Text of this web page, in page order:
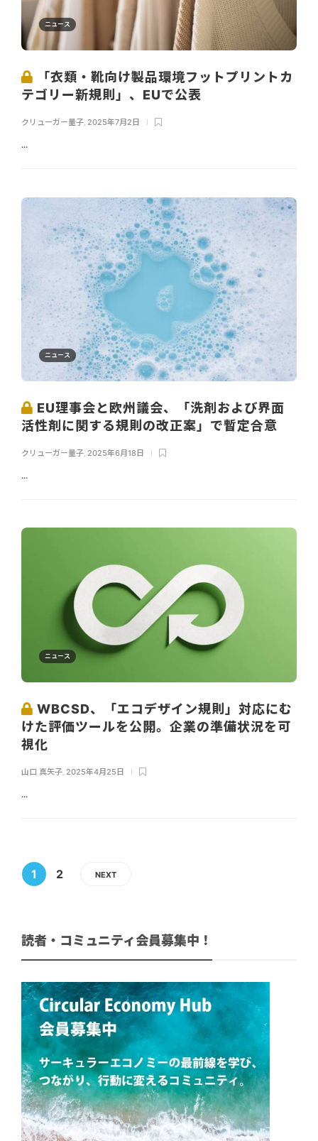
ニュース
「衣類・靴向け製品環境フットプリントカ
テゴリー新規則」、EUで公表
クリューガー量子 2025年7月2日
...
ニュース
EU理事会と欧州議会、「洗剤および界面
活性剤に関する規則の改正案」で暫定合意
クリューガー量子 2025年6月18日
...
ニュース
WBCSD、「エコデザイン規則」対応にむ
けた評価ツールを公開。企業の準備状況を可
視化
山口 真矢子, 2025年4月25日
...
1 2 NEXT
読者・コミュニティ会員募集中！